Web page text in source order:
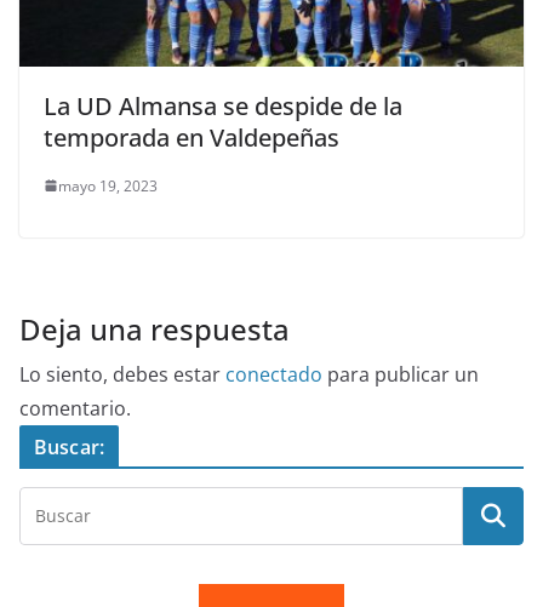
La UD Almansa se despide de la
temporada en Valdepeñas
mayo 19, 2023
Deja una respuesta
Lo siento, debes estar conectado para publicar un
comentario.
Buscar: